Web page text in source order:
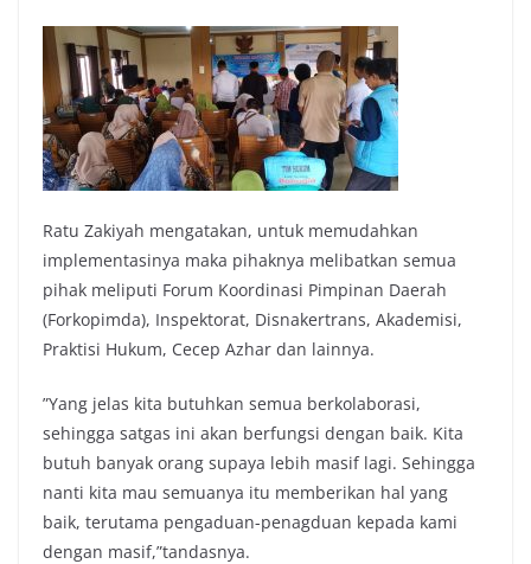
Ratu Zakiyah mengatakan, untuk memudahkan
implementasinya maka pihaknya melibatkan semua
pihak meliputi Forum Koordinasi Pimpinan Daerah
(Forkopimda), Inspektorat, Disnakertrans, Akademisi,
Praktisi Hukum, Cecep Azhar dan lainnya.
”Yang jelas kita butuhkan semua berkolaborasi,
sehingga satgas ini akan berfungsi dengan baik. Kita
butuh banyak orang supaya lebih masif lagi. Sehingga
nanti kita mau semuanya itu memberikan hal yang
baik, terutama pengaduan-penagduan kepada kami
dengan masif,”tandasnya.